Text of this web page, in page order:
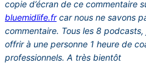
copie d’écran de ce commentaire
bluemidlife.frcar nous ne savons
commentaire. Tous les 8
offrir à une personne 1 heure de
professionnels. A très bientôt